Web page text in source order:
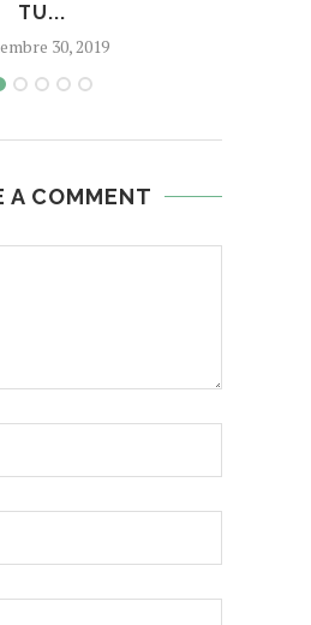
TU...
30, 2019
A COMMENT